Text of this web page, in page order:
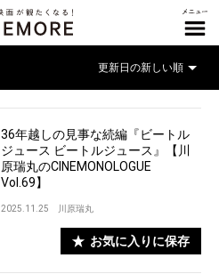
36年越しの見事な続編『ビートル
ジュース ビートルジュース』【川
原瑞丸のCINEMONOLOGUE
Vol.69】
2025.11.25 川原瑞丸
お気に入りに保存